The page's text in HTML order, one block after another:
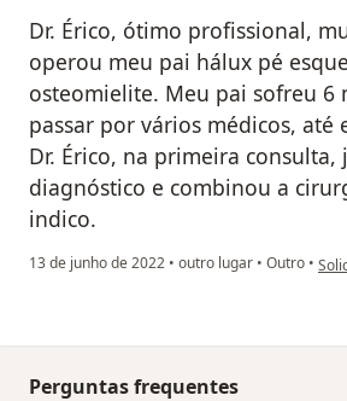
Dr. Érico, ótimo profissional,
operou meu pai hálux pé
osteomielite. Meu pai sofreu 6
passar por vários médicos, até
Dr. Érico, na primeira consulta,
diagnóstico e combinou a
indico.
13 de junho de 2022 • outro lugar • Outro • na
Perguntas frequentes